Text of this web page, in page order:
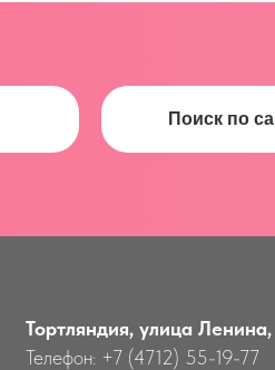
Поиск по
Тортляндия, улица Ленина,
Телефон: +7 (4712) 55-19-77